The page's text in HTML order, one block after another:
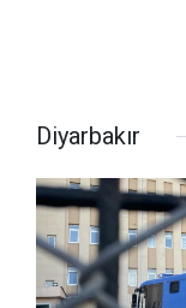
Diyarbakır